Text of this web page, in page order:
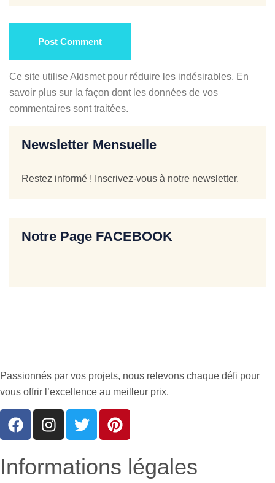
Post Comment
Ce site utilise Akismet pour réduire les indésirables. En
savoir plus sur la façon dont les données de vos
commentaires sont traitées.
Newsletter Mensuelle
Restez informé ! Inscrivez-vous à notre newsletter.
Notre Page FACEBOOK
Passionnés par vos projets, nous relevons chaque défi pour
vous offrir l’excellence au meilleur prix.
Informations légales